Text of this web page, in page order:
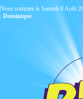
Nous sommes le Samedi 8 Août
: Dominique